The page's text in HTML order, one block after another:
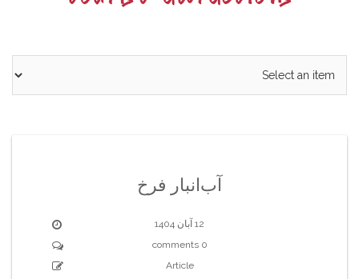
آب‌انبار فرخ
12 آبان 1404
0 comments
Article